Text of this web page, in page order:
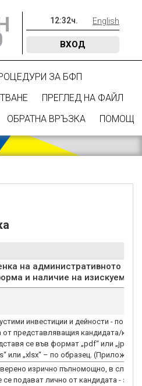
12:32ч. English
ВХОД
ЗА БФП
ПРЕГЛЕД НА ФАЙЛ
ОБРАТНА ВРЪЗКА ПОМОЩ
на административното
и наличие на изискуеми
инвестиции и дейности - по
от представляващия кандидата/
се във формат „pdf“ или „jpg“,
или „xlsx“ – по образец.
изрично пълномощно, в случай
се подават лично от кандидата - за